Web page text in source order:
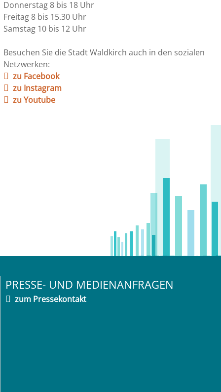
Donnerstag 8 bis 18 Uhr
Freitag 8 bis 15.30 Uhr
Samstag 10 bis 12 Uhr
Besuchen Sie die Stadt Waldkirch auch in den sozialen
Netzwerken:
zu Facebook
zu Instagram
zu Youtube
PRESSE- UND MEDIENANFRAGEN
zum Pressekontakt